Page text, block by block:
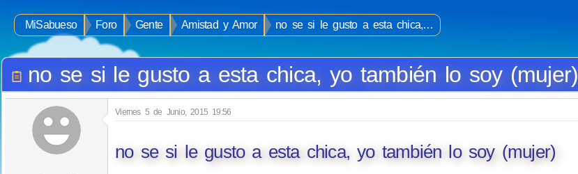
MiSabueso Foro Gente Amistad y Amor no se si le gusto a esta chica,…
no se si le gusto a esta chica, yo también lo soy (mujer)
Viernes 5 de Junio, 2015 19:56
no se si le gusto a esta chica, yo también lo soy (mujer)